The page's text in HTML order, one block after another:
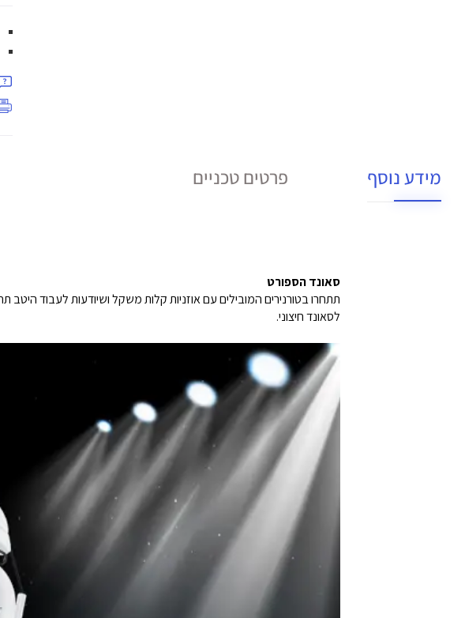
מידע נוסף פרטים טכניים
סאונד הספורט
לסאונד חיצוני.